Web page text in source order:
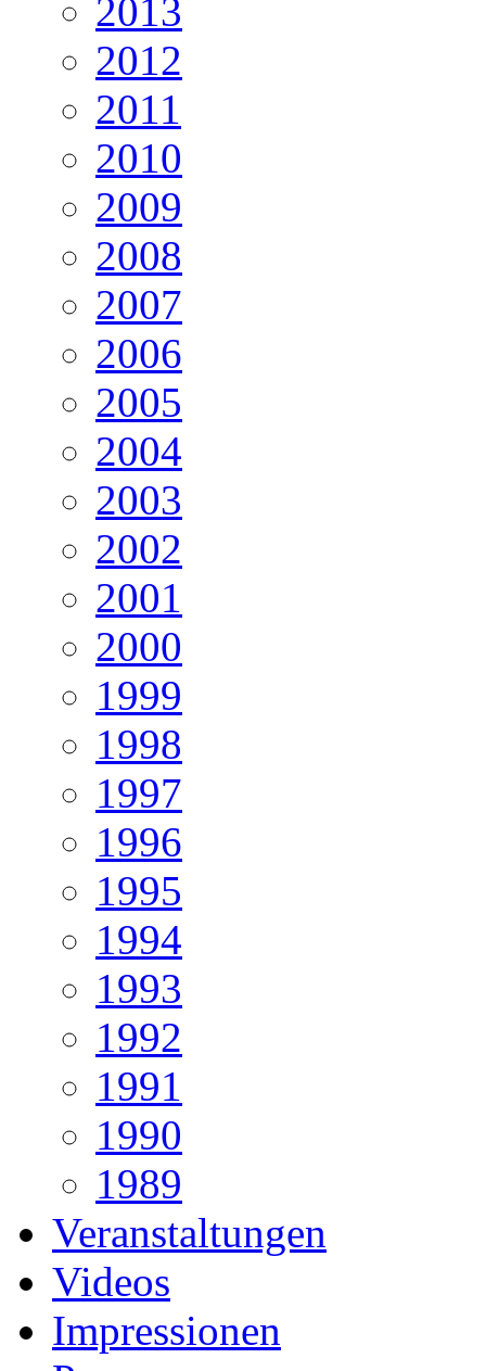
2013
2012
2011
2010
2009
2008
2007
2006
2005
2004
2003
2002
2001
2000
1999
1998
1997
1996
1995
1994
1993
1992
1991
1990
1989
Veranstaltungen
Videos
Impressionen